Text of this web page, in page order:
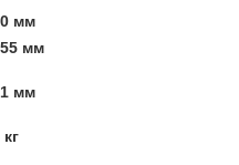
мм
мм
мм
кг